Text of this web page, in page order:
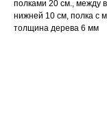
полками 20 см., между
нижней 10 см, полка с
толщина дерева 6 мм